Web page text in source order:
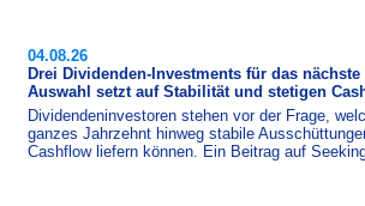
04.08.26
Drei Dividenden-Investments für das nächste
Auswahl setzt auf Stabilität und stetigen
Dividendeninvestoren stehen vor der Frage,
ganzes Jahrzehnt hinweg stabile
Cashflow liefern können. Ein Beitrag auf Seeking